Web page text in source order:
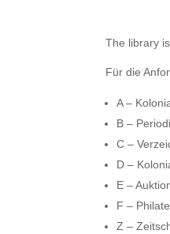
The library
Für die
A –
B –
C –
D –
E –
F –
Z –